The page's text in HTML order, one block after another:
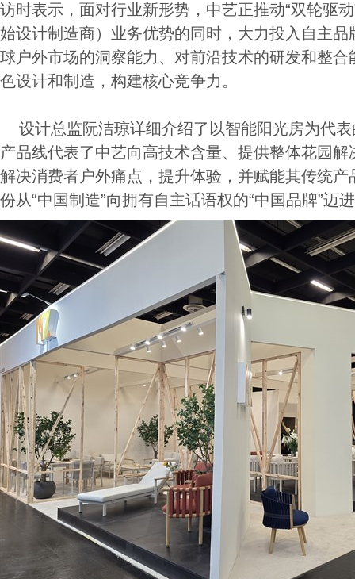
访时表示，面对行业新形势，中艺正推动“双轮驱
始设计制造商）业务优势的同时，大力投入自主
球户外市场的洞察能力、对前沿技术的研发和整
色设计和制造，构建核心竞争力。
设计总监阮洁琼详细介绍了以智能阳光房为代
产品线代表了中艺向高技术含量、提供整体花园
解决消费者户外痛点，提升体验，并赋能其传统
份从“中国制造”向拥有自主话语权的“中国品牌”迈